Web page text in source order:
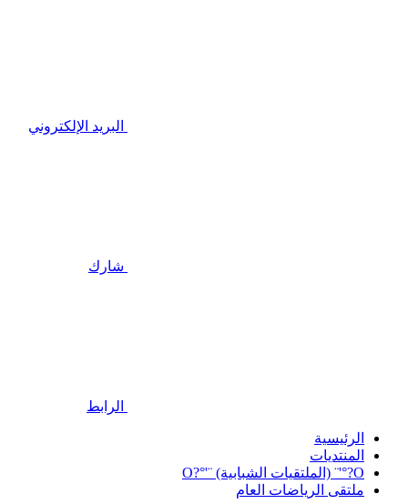
البريد الإلكتروني
شارك
الرابط
الرئيسية
المنتديات
O?°'¨ (الملتقيات الشبابية) ¨'°?O
ملتقى الرياضات العام